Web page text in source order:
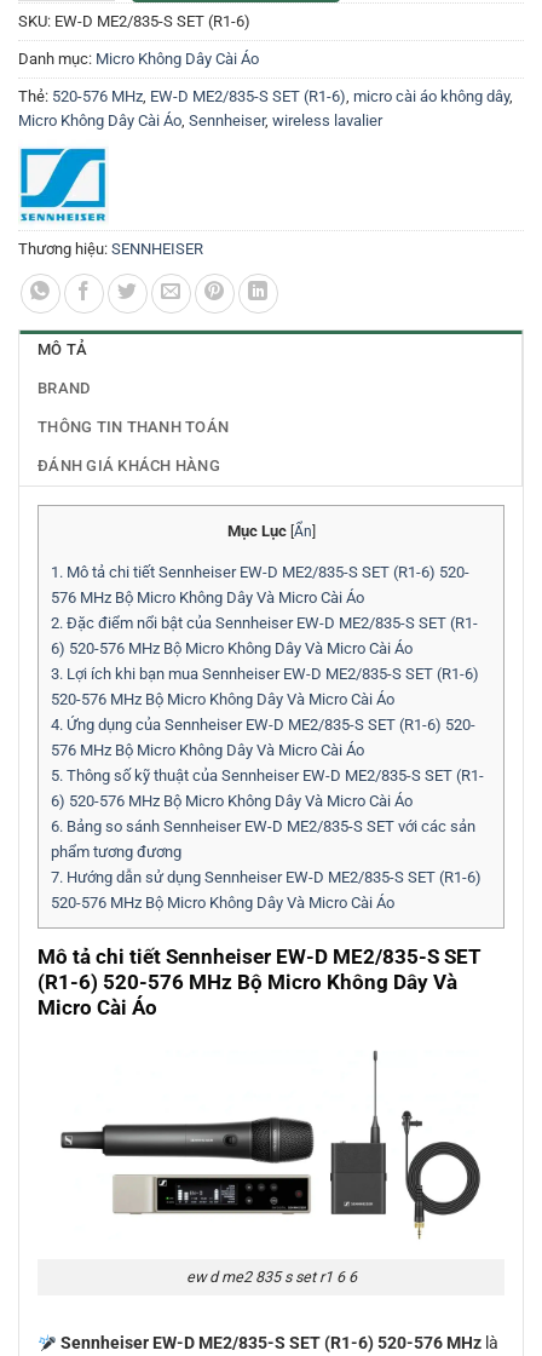
SKU: EW-D ME2/835-S SET (R1-6)
Danh mục: Micro Không Dây Cài Áo
Thẻ: 520-576 MHz EW-D ME2/835-S SET (R1-6) micro cài áo không dây,
Micro Không Dây Cài Áo Sennheiser, wireless lavalier
Thương hiệu: SENNHEISER
MÔ TẢ
BRAND
THÔNG TIN THANH TOÁN
ĐÁNH GIÁ KHÁCH HÀNG
Mục Lục Ẩn
1. Mô tả chi tiết Sennheiser EW-D ME2/835-S SET (R1-6) 520-
576 MHz Bộ Micro Không Dây Và Micro Cài Áo
2. Đặc điểm nổi bật của Sennheiser EW-D ME2/835-S SET (R1-
6) 520-576 MHz Bộ Micro Không Dây Và Micro Cài Áo
3. Lợi ích khi bạn mua Sennheiser EW-D ME2/835-S SET (R1-6)
520-576 MHz Bộ Micro Không Dây Và Micro Cài Áo
4. Ứng dụng của Sennheiser EW-D ME2/835-S SET (R1-6) 520-
576 MHz Bộ Micro Không Dây Và Micro Cài Áo
5. Thông số kỹ thuật của Sennheiser EW-D ME2/835-S SET (R1-
6) 520-576 MHz Bộ Micro Không Dây Và Micro Cài Áo
6. Bảng so sánh Sennheiser EW-D ME2/835-S SET với các sản
phẩm tương đương
7. Hướng dẫn sử dụng Sennheiser EW-D ME2/835-S SET (R1-6)
520-576 MHz Bộ Micro Không Dây Và Micro Cài Áo
Mô tả chi tiết Sennheiser EW-D ME2/835-S SET
(R1-6) 520-576 MHz Bộ Micro Không Dây Và
Micro Cài Áo
ew d me2 835 s set r1 6 6
Sennheiser EW-D ME2/835-S SET (R1-6) 520-576 MHzlà